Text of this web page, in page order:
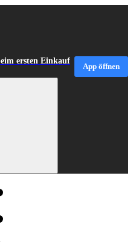
ersten Einkauf
App öffnen